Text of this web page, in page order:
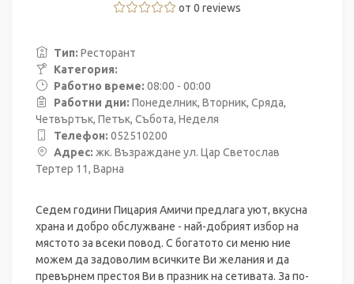
от 0 reviews
Тип: Ресторант
Категория:
Работно време: 08:00 - 00:00
Работни дни: Понеделник, Вторник, Сряда,
Четвъртък, Петък, Събота, Неделя
Телефон: 052510200
Адрес: жк. Възраждане ул. Цар Светослав
Тертер 11, Варна
Седем години Пицария Амичи предлага уют, вкусна
храна и добро обслужване - най-добрият избор на
мястото за всеки повод. С богатото си меню ние
можем да задоволим всичките Ви желания и да
превърнем престоя Ви в празник на сетивата. За по-